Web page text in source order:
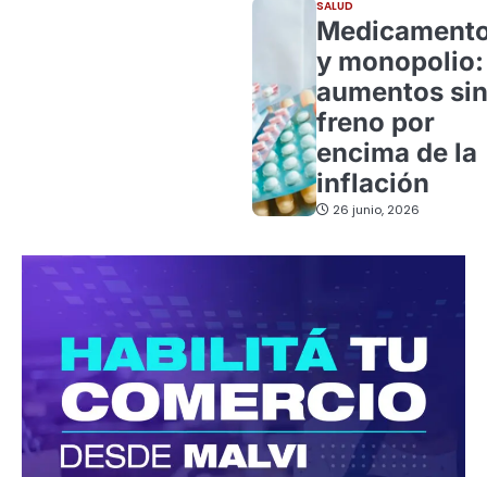
SALUD
y monopolio:
aumentos sin
freno por
encima de la
inflación
26 junio, 2026